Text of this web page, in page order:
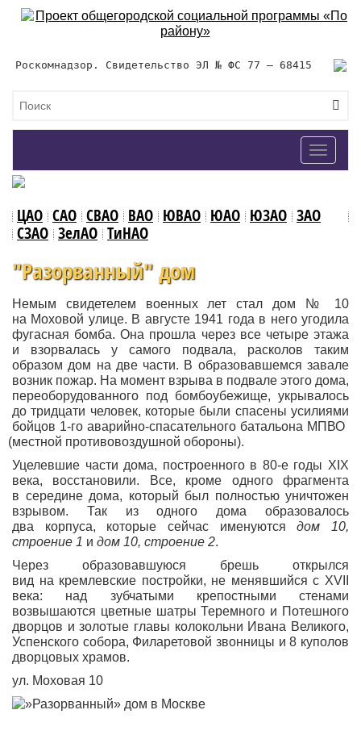
Роскомнадзор. Свидетельство ЭЛ № ФС 77 – 68415
Toggle
ЦАО САО СВАО ВАО ЮВАО ЮАО ЮЗАО ЗАО
СЗАО ЗелАО ТиНАО
"Разорванный" дом
Немым свидетелем военных лет стал дом № 10
на Моховой улице. В августе 1941 года в него угодила
фугасная бомба. Она прошла через все четыре этажа
и взорвалась у самого подвала, расколов таким
образом дом на две части. В образовавшемся завале
возник пожар. На момент взрыва в подвале этого дома,
переоборудованного под бомбоубежище, укрывалось
до тридцати человек, которые были спасены усилиями
бойцов 1-го аварийно-спасательного батальона МПВО
(местной противовоздушной обороны).
Уцелевшие части дома, построенного в 80-е годы XIX
века, восстановили. Все, кроме одного фрагмента
в середине дома, который был полностью уничтожен
взрывом. Так из одного дома образовалось
два корпуса, которые сейчас именуютсядом 10,
строение 1 и дом 10, строение 2.
Через образовавшуюся брешь открылся
вид на кремлевские постройки, не менявшийся с XVII
века: над зубчатыми крепостными стенами
возвышаются цветные шатры Теремного и Потешного
дворцов и золотые главы колокольни Ивана Великого,
Успенского собора, Филаретовой звонницы и 8 куполов
дворцовых храмов.
ул. Моховая 10